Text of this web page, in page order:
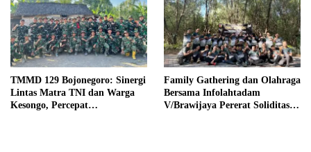
TMMD 129 Bojonegoro: Sinergi
Lintas Matra TNI dan Warga
Kesongo, Percepat
Family Gathering dan Olahraga
Bersama Infolahtadam
V/Brawijaya Pererat Soliditas